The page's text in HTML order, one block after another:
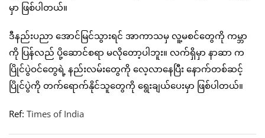
မှာ ဖြစ်ပါတယ်။
ဒီနည်းပညာ အောင်မြင်သွားရင် အာကာသမှ လူ့မစင်တွေကို ကမ္ဘာ
ကို ပြန်လည် ပို့ဆောင်စရာ မလိုတော့ပါဘူး။ လက်ရှိမှာ နာဆာ က
ပြိုင်ပွဲဝင်တွေရဲ့ နည်းလမ်းတွေကို လေ့လာနေပြီး နောက်တစ်ဆင့်
ပြိုင်ပွဲကို တက်ရောက်နိုင်သူတွေကို ရွေးချယ်ပေးမှာ ဖြစ်ပါတယ်။
Ref: Times of India